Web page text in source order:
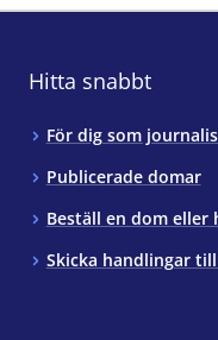
Hitta snabbt
För dig som
Publicerade domar
Beställ en dom eller
Skicka handlingar